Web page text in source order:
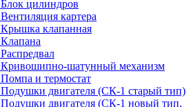
Блок цилиндров
Вентиляция картера
Крышка клапанная
Клапана
Распредвал
Кривошипно-шатунный механизм
Помпа и термостат
Подушки двигателя (СК-1 старый тип)
Подушки двигателя (СК-1 новый тип,